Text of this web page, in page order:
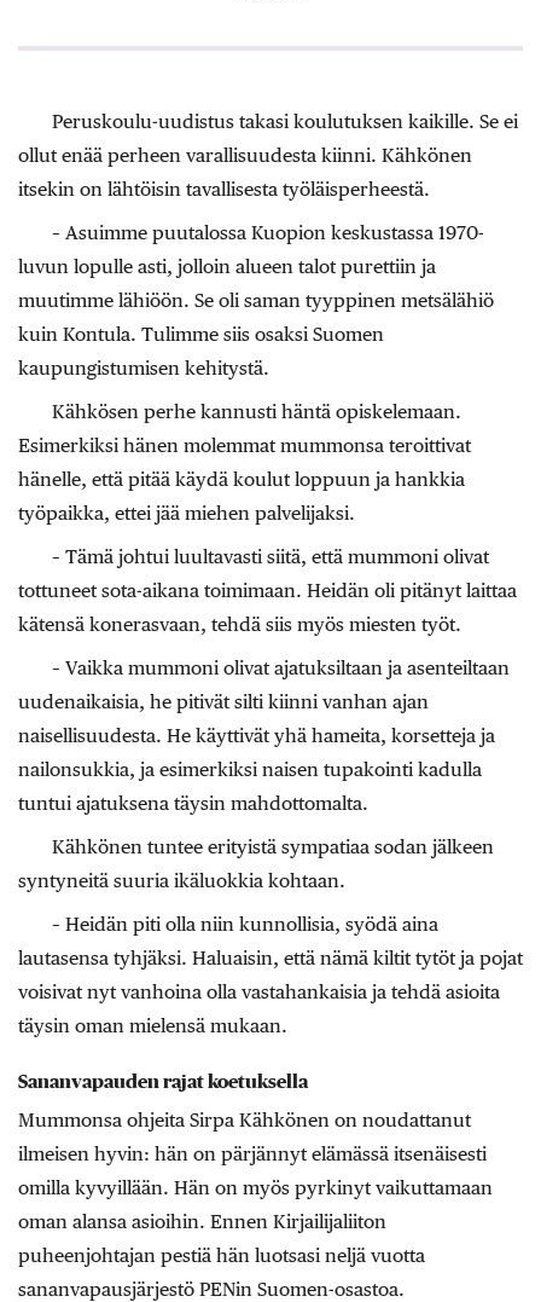
Peruskoulu-uudistus takasi koulutuksen kaikille. Se ei
ollut enää perheen varallisuudesta kiinni. Kähkönen
itsekin on lähtöisin tavallisesta työläisperheestä.
– Asuimme puutalossa Kuopion keskustassa 1970-
luvun lopulle asti, jolloin alueen talot purettiin ja
muutimme lähiöön. Se oli saman tyyppinen metsälähiö
kuin Kontula. Tulimme siis osaksi Suomen
kaupungistumisen kehitystä.
Kähkösen perhe kannusti häntä opiskelemaan.
Esimerkiksi hänen molemmat mummonsa teroittivat
hänelle, että pitää käydä koulut loppuun ja hankkia
työpaikka, ettei jää miehen palvelijaksi.
– Tämä johtui luultavasti siitä, että mummoni olivat
tottuneet sota-aikana toimimaan. Heidän oli pitänyt laittaa
kätensä konerasvaan, tehdä siis myös miesten työt.
– Vaikka mummoni olivat ajatuksiltaan ja asenteiltaan
uudenaikaisia, he pitivät silti kiinni vanhan ajan
naisellisuudesta. He käyttivät yhä hameita, korsetteja ja
nailonsukkia, ja esimerkiksi naisen tupakointi kadulla
tuntui ajatuksena täysin mahdottomalta.
Kähkönen tuntee erityistä sympatiaa sodan jälkeen
syntyneitä suuria ikäluokkia kohtaan.
– Heidän piti olla niin kunnollisia, syödä aina
lautasensa tyhjäksi. Haluaisin, että nämä kiltit tytöt ja pojat
voisivat nyt vanhoina olla vastahankaisia ja tehdä asioita
täysin oman mielensä mukaan.
Sananvapauden rajat koetuksella
Mummonsa ohjeita Sirpa Kähkönen on noudattanut
ilmeisen hyvin: hän on pärjännyt elämässä itsenäisesti
omilla kyvyillään. Hän on myös pyrkinyt vaikuttamaan
oman alansa asioihin. Ennen Kirjailijaliiton
puheenjohtajan pestiä hän luotsasi neljä vuotta
sananvapausjärjestö PENin Suomen-osastoa.